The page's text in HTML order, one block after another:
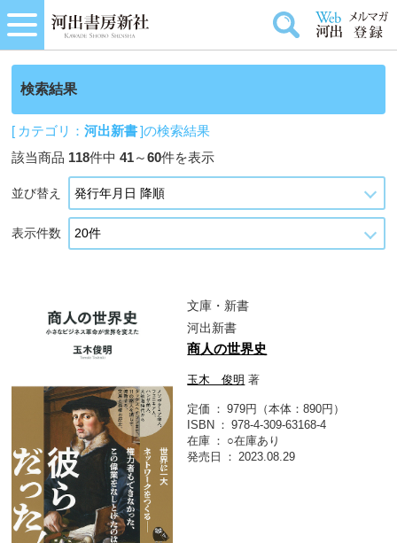
検索結果
[ カテゴリ：河出新書]の検索結果
該当商品 118件中41～60件を表示
並び替え
表示件数
文庫・新書
河出新書
商人の世界史
玉木 俊明 著
定価
979円（本体：890円）
ISBN
978-4-309-63168-4
在庫
○在庫あり
発売日
2023.08.29